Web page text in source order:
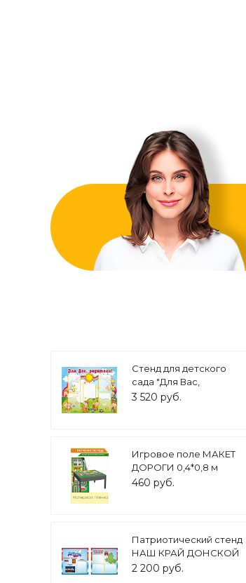
Стенд для детского
сада "Для Вас,
родители" 5 карманов
3 520 руб.
Игровое поле МАКЕТ
ДОРОГИ 0,4*0,8 м
пленка арт. 7852
460 руб.
Патриотический стенд
НАШ КРАЙ ДОНСКОЙ
0,5*0,5м 4 кармана
2 200 руб.